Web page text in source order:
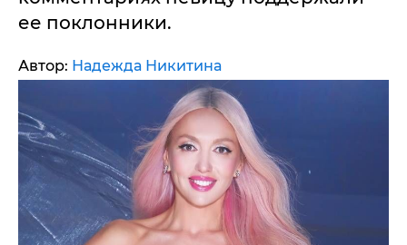
ее поклонники.
Автор: Надежда Никитина